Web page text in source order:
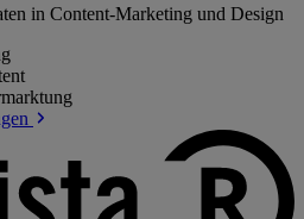
in Content-Marketing und Design